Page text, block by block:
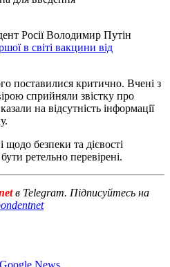
Росії Володимир Путін
в світі вакцини від
поставилися критично. Вчені з
сприйняли звістку про
на відсутність інформації
безпеки та дієвості
ретельно перевірені.
в Telegram. Підписуйтесь на
News